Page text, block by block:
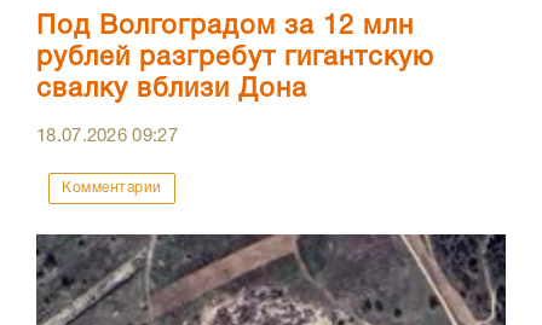
Под Волгоградом за 12 млн
рублей разгребут гигантскую
свалку вблизи Дона
18.07.202609:27
Комментарии